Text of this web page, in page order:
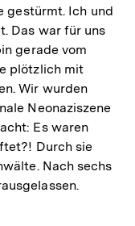
gestürmt. Ich und
Das war für uns
gerade vom
plötzlich mit
Wir wurden
Neonaziszene
Es waren
Durch sie
Nach sechs